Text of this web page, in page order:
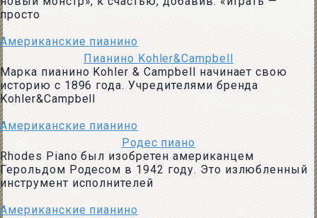
просто
Американские пианино
Пианино Kohler&Campbell
Марка пианино Kohler & Campbell начинает свою
историю с 1896 года. Учредителями бренда
Kohler&Campbell
Американские пианино
Родес пиано
Rhodes Piano был изобретен американцем
Герольдом Родесом в 1942 году. Это излюбленный
инструмент исполнителей
Американские пианино